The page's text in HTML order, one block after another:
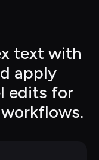
text with
apply
edits for